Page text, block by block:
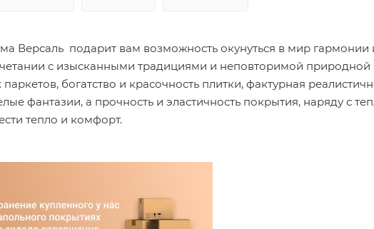
Версаль подарит вам возможность окунуться в мир гармонии
с изысканными традициями и неповторимой природной
богатство и красочность плитки, фактурная
фантазии, а прочность и эластичность покрытия, наряду с
тепло и комфорт.